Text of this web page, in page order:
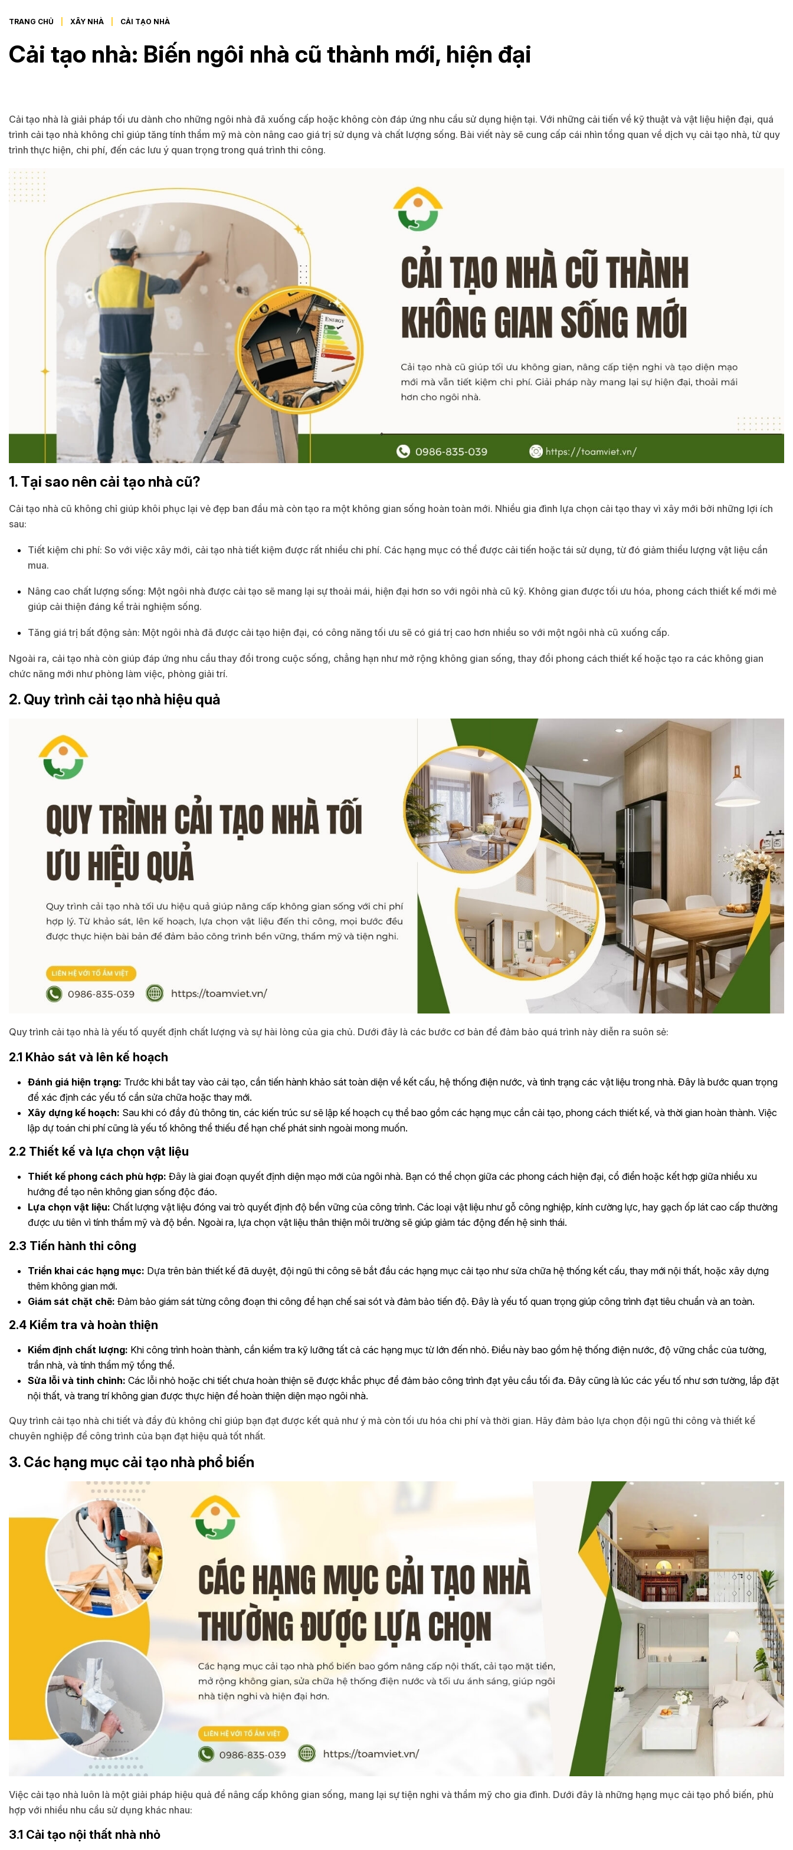
TRANG CHỦ XÂY NHÀ CẢI TẠO NHÀ
Cải tạo nhà: Biến ngôi nhà cũ thành mới, hiện đại
Cải tạo nhà là giải pháp tối ưu dành cho những ngôi nhà đã xuống cấp hoặc không còn đáp ứng nhu cầu sử dụng hiện tại. Với những cải tiến về kỹ thuật và vật liệu hiện đại, quá
trình cải tạo nhà không chỉ giúp tăng tính thẩm mỹ mà còn nâng cao giá trị sử dụng và chất lượng sống. Bài viết này sẽ cung cấp cái nhìn tổng quan về dịch vụ cải tạo nhà, từ quy
trình thực hiện, chi phí, đến các lưu ý quan trọng trong quá trình thi công.
1. Tại sao nên cải tạo nhà cũ?
Cải tạo nhà cũ không chỉ giúp khôi phục lại vẻ đẹp ban đầu mà còn tạo ra một không gian sống hoàn toàn mới. Nhiều gia đình lựa chọn cải tạo thay vì xây mới bởi những lợi ích
sau:
Tiết kiệm chi phí: So với việc xây mới, cải tạo nhà tiết kiệm được rất nhiều chi phí. Các hạng mục có thể được cải tiến hoặc tái sử dụng, từ đó giảm thiểu lượng vật liệu cần
mua.
Nâng cao chất lượng sống: Một ngôi nhà được cải tạo sẽ mang lại sự thoải mái, hiện đại hơn so với ngôi nhà cũ kỹ. Không gian được tối ưu hóa, phong cách thiết kế mới mẻ
giúp cải thiện đáng kể trải nghiệm sống.
Tăng giá trị bất động sản: Một ngôi nhà đã được cải tạo hiện đại, có công năng tối ưu sẽ có giá trị cao hơn nhiều so với một ngôi nhà cũ xuống cấp.
Ngoài ra, cải tạo nhà còn giúp đáp ứng nhu cầu thay đổi trong cuộc sống, chẳng hạn như mở rộng không gian sống, thay đổi phong cách thiết kế hoặc tạo ra các không gian
chức năng mới như phòng làm việc, phòng giải trí.
2. Quy trình cải tạo nhà hiệu quả
Quy trình cải tạo nhà là yếu tố quyết định chất lượng và sự hài lòng của gia chủ. Dưới đây là các bước cơ bản để đảm bảo quá trình này diễn ra suôn sẻ:
2.1 Khảo sát và lên kế hoạch
Đánh giá hiện trạng: Trước khi bắt tay vào cải tạo, cần tiến hành khảo sát toàn diện về kết cấu, hệ thống điện nước, và tình trạng các vật liệu trong nhà. Đây là bước quan trọng
để xác định các yếu tố cần sửa chữa hoặc thay mới.
Xây dựng kế hoạch: Sau khi có đầy đủ thông tin, các kiến trúc sư sẽ lập kế hoạch cụ thể bao gồm các hạng mục cần cải tạo, phong cách thiết kế, và thời gian hoàn thành. Việc
lập dự toán chi phí cũng là yếu tố không thể thiếu để hạn chế phát sinh ngoài mong muốn.
2.2 Thiết kế và lựa chọn vật liệu
Thiết kế phong cách phù hợp: Đây là giai đoạn quyết định diện mạo mới của ngôi nhà. Bạn có thể chọn giữa các phong cách hiện đại, cổ điển hoặc kết hợp giữa nhiều xu
hướng để tạo nên không gian sống độc đáo.
Lựa chọn vật liệu: Chất lượng vật liệu đóng vai trò quyết định độ bền vững của công trình. Các loại vật liệu như gỗ công nghiệp, kính cường lực, hay gạch ốp lát cao cấp thường
được ưu tiên vì tính thẩm mỹ và độ bền. Ngoài ra, lựa chọn vật liệu thân thiện môi trường sẽ giúp giảm tác động đến hệ sinh thái.
2.3 Tiến hành thi công
Triển khai các hạng mục: Dựa trên bản thiết kế đã duyệt, đội ngũ thi công sẽ bắt đầu các hạng mục cải tạo như sửa chữa hệ thống kết cấu, thay mới nội thất, hoặc xây dựng
thêm không gian mới.
Giám sát chặt chẽ: Đảm bảo giám sát từng công đoạn thi công để hạn chế sai sót và đảm bảo tiến độ. Đây là yếu tố quan trọng giúp công trình đạt tiêu chuẩn và an toàn.
2.4 Kiểm tra và hoàn thiện
Kiểm định chất lượng: Khi công trình hoàn thành, cần kiểm tra kỹ lưỡng tất cả các hạng mục từ lớn đến nhỏ. Điều này bao gồm hệ thống điện nước, độ vững chắc của tường,
trần nhà, và tính thẩm mỹ tổng thể.
Sửa lỗi và tinh chỉnh: Các lỗi nhỏ hoặc chi tiết chưa hoàn thiện sẽ được khắc phục để đảm bảo công trình đạt yêu cầu tối đa. Đây cũng là lúc các yếu tố như sơn tường, lắp đặt
nội thất, và trang trí không gian được thực hiện để hoàn thiện diện mạo ngôi nhà.
Quy trình cải tạo nhà chi tiết và đầy đủ không chỉ giúp bạn đạt được kết quả như ý mà còn tối ưu hóa chi phí và thời gian. Hãy đảm bảo lựa chọn đội ngũ thi công và thiết kế
chuyên nghiệp để công trình của bạn đạt hiệu quả tốt nhất.
3. Các hạng mục cải tạo nhà phổ biến
Việc cải tạo nhà luôn là một giải pháp hiệu quả để nâng cấp không gian sống, mang lại sự tiện nghi và thẩm mỹ cho gia đình. Dưới đây là những hạng mục cải tạo phổ biến, phù
hợp với nhiều nhu cầu sử dụng khác nhau:
3.1 Cải tạo nội thất nhà nhỏ